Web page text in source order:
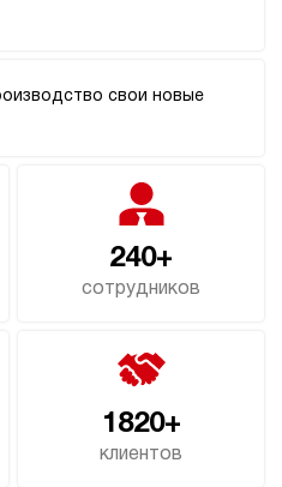
свои новые
240+
сотрудников
1820+
клиентов